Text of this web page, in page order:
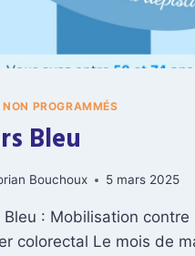
NON PROGRAMMÉS
Bleu
Bouchoux 5 mars 2025
Bleu : Mobilisation contre
colorectal Le mois de